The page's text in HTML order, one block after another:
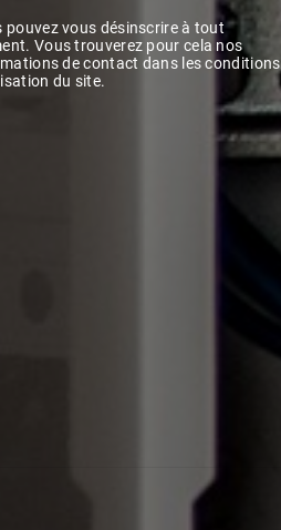
pouvez vous désinscrire à tout
Vous trouverez pour cela nos
de contact dans les conditions
du site.